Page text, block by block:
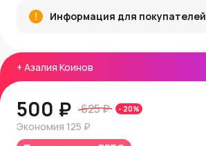
+ Азалия Коинов
500 ₽ 625 ₽ - 20%
Экономия 125 ₽
Преимущества:
настроение.
Легкий материал позволяет
различных композициях.
букетов.
Идеи применения:
Информация для покупателей